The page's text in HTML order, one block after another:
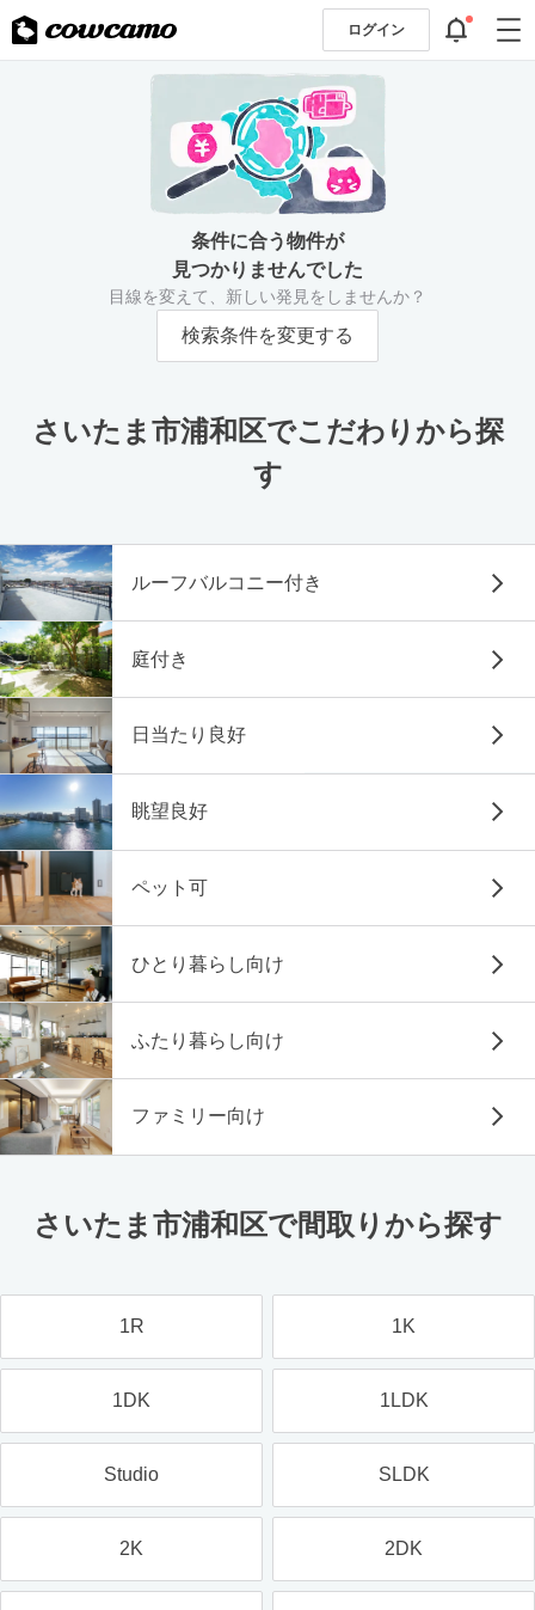
ログイン
条件に合う物件が
見つかりませんでした
目線を変えて、新しい発見をしませんか？
検索条件を変更する
さいたま市浦和区でこだわりから探
す
ルーフバルコニー付き
庭付き
日当たり良好
眺望良好
ペット可
ひとり暮らし向け
ふたり暮らし向け
ファミリー向け
さいたま市浦和区で間取りから探す
1R 1K
1DK 1LDK
Studio SLDK
2K 2DK